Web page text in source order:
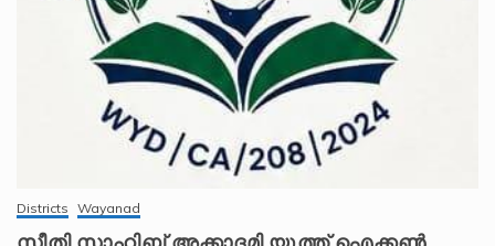
Districts Wayanad